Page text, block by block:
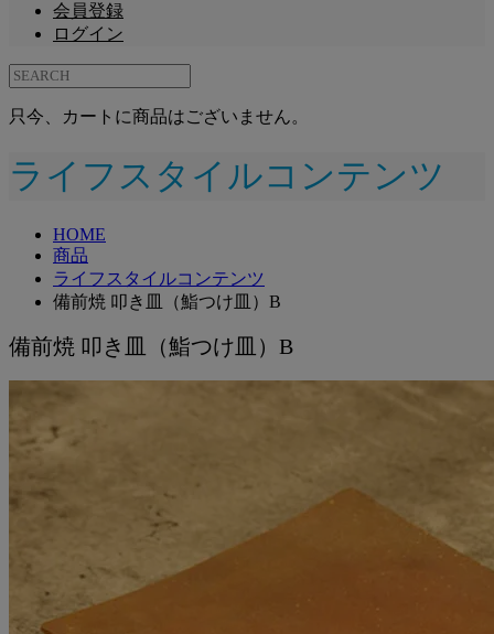
会員登録
ログイン
只今、カートに商品はございません。
ライフスタイルコンテンツ
HOME
商品
ライフスタイルコンテンツ
備前焼 叩き皿（鮨つけ皿）B
備前焼 叩き皿（鮨つけ皿）B